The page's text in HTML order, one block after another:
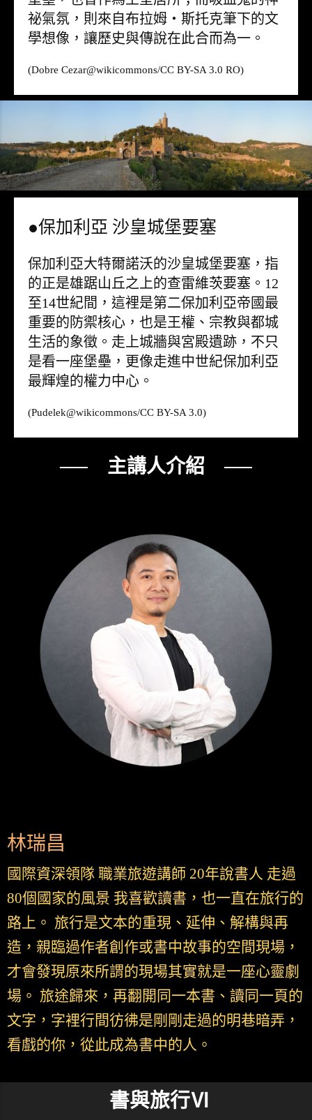
祕氣氛，則來自布拉姆・斯托克筆下的文
學想像，讓歷史與傳說在此合而為一。
(Dobre Cezar@wikicommons/CC BY-SA 3.0 RO)
●保加利亞 沙皇城堡要塞
保加利亞大特爾諾沃的沙皇城堡要塞，指
的正是雄踞山丘之上的查雷維茨要塞。12
至14世紀間，這裡是第二保加利亞帝國最
重要的防禦核心，也是王權、宗教與都城
生活的象徵。走上城牆與宮殿遺跡，不只
是看一座堡壘，更像走進中世紀保加利亞
最輝煌的權力中心。
(Pudelek@wikicommons/CC BY-SA 3.0)
── 主講人介紹 ──
林瑞昌
國際資深領隊 職業旅遊講師 20年說書人 走過
80個國家的風景 我喜歡讀書，也一直在旅行的
路上。 旅行是文本的重現、延伸、解構與再
造，親臨過作者創作或書中故事的空間現場，
才會發現原來所謂的現場其實就是一座心靈劇
場。 旅途歸來，再翻開同一本書、讀同一頁的
文字，字裡行間彷彿是剛剛走過的明巷暗弄，
看戲的你，從此成為書中的人。
書與旅行Ⅵ